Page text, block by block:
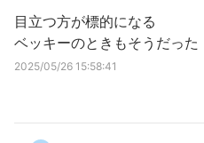
目立つ方が標的になる
ベッキーのときもそうだった
2025/05/26 15:58:41